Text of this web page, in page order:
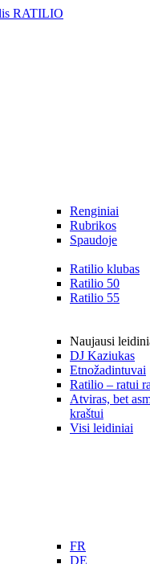
Renginiai
Rubrikos
Spaudoje
Ratilio klubas
Ratilio 50
Ratilio 55
Naujausi
DJ Kaziukas
Etnožadintuvai
Ratilio – ratui
Atviras, bet
kraštui
Visi leidiniai
FR
DE